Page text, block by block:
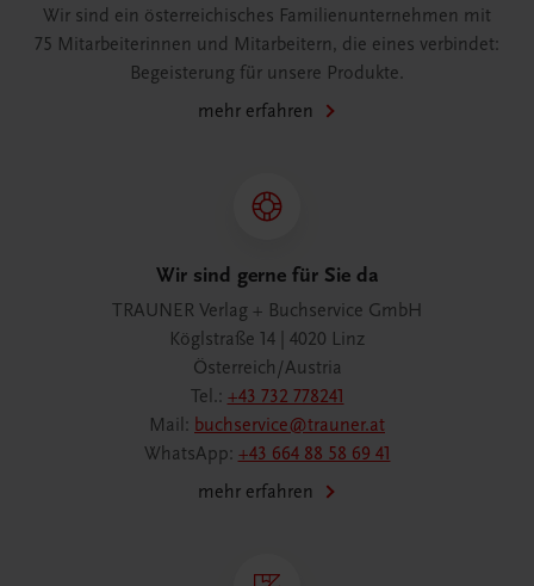
Wir sind ein österreichisches Familienunternehmen mit
75 Mitarbeiterinnen und Mitarbeitern, die eines verbindet:
Begeisterung für unsere Produkte.
mehr erfahren
Wir sind gerne für Sie da
TRAUNER Verlag + Buchservice GmbH
Köglstraße 14 | 4020 Linz
Österreich/Austria
Tel.: +43 732 778241
Mail: buchservice@trauner.at
WhatsApp: +43 664 88 58 69 41
mehr erfahren